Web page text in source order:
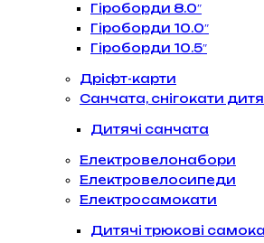
Гіроборди 8.0″
Гіроборди 10.0″
Гіроборди 10.5″
Дріфт-карти
Санчата, снігокати
Дитячі санчата
Електровелонабори
Електровелосипеди
Електросамокати
Дитячі трюкові